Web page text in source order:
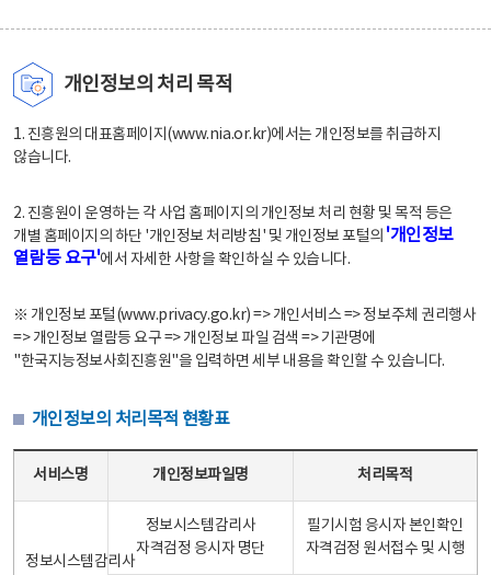
개인정보의 처리 목적
1. 진흥원의 대표홈페이지(www.nia.or.kr)에서는 개인정보를 취급하지
않습니다.
2. 진흥원이 운영하는 각 사업 홈페이지의 개인정보 처리 현황 및 목적 등은
개별 홈페이지의 하단 '개인정보 처리방침' 및 개인정보 포털의 '개인정보
열람등 요구'에서 자세한 사항을 확인하실 수 있습니다.
※ 개인정보 포털(www.privacy.go.kr) => 개인서비스 => 정보주체 권리행사
=> 개인정보 열람등 요구 => 개인정보 파일 검색 => 기관명에
"한국지능정보사회진흥원"을 입력하면 세부 내용을 확인할 수 있습니다.
개인정보의 처리목적 현황표
서비스명 개인정보파일명 처리목적
정보시스템감리사
정보시스템감리사
자격검정 응시자 명단
필기시험 응시자 본인확인
자격검정 원서접수 및 시행